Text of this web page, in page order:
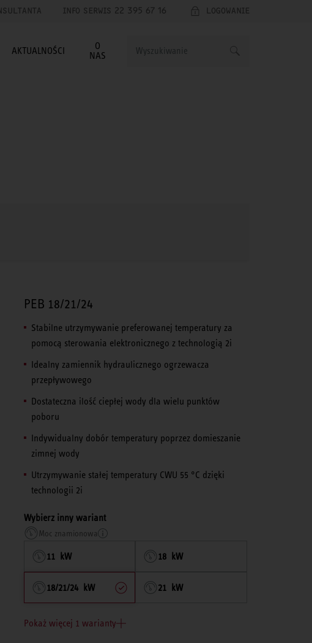
INFO SERWIS 22 395 67 16 LOGOWANIE
AKTUALNOŚCI
O
NAS
PEB 18/21/24
Stabilne utrzymywanie preferowanej temperatury za
pomocą sterowania elektronicznego z technologią 2i
Idealny zamiennik hydraulicznego ogrzewacza
przepływowego
Dostateczna ilość ciepłej wody dla wielu punktów
poboru
Indywidualny dobór temperatury poprzez domieszanie
zimnej wody
Utrzymywanie stałej temperatury CWU 55 °C dzięki
technologii 2i
Wybierz inny wariant
Moc znamionowa
11 kW 18 kW
18/21/24 kW 21 kW
Pokaż więcej 1 warianty